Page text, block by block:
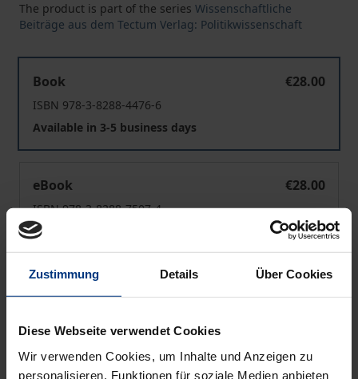
Zustimmung Details Über Cookies
Diese Webseite verwendet Cookies
Wir verwenden Cookies, um Inhalte und Anzeigen zu
personalisieren, Funktionen für soziale Medien anbieten
The product is part of the series Wissenschaftliche
Beiträge aus dem Tectum Verlag: Politikwissenschaft
Book
€28.00
ISBN 978-3-8288-4476-6
Available in 3-5 business days
eBook
€28.00
ISBN 978-3-8288-7507-4
Available
Prices include VAT. Depending on the delivery address, VAT
may vary at checkout.
Add to Wish List